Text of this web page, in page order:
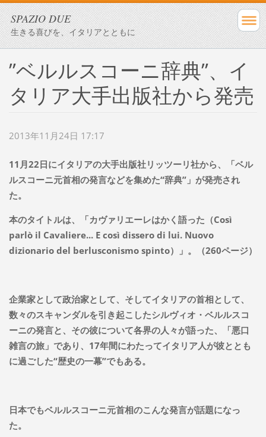
SPAZIO DUE
生きる喜びを、イタリアとともに
”ベルルスコーニ辞典”、イ
タリア大手出版社から発売
2013年11月24日 17:17
11月22日にイタリアの大手出版社リッツーリ社から、「ベル
ルスコーニ元首相の発言などを集めた“辞典”」が発売され
た。
本のタイトルは、「カヴァリエーレはかく語った（Così
parlò il Cavaliere... E così dissero di lui. Nuovo
dizionario del berlusconismo spinto）」。（260ページ）
企業家として政治家として、そしてイタリアの首相として、
数々のスキャンダルを引き起こしたシルヴィオ・ベルルスコ
ーニの発言と、その彼について各界の人々が語った、「悪口
雑言の旅」であり、17年間にわたってイタリア人が彼ととも
に過ごした“歴史の一幕”でもある。
日本でもベルルスコーニ元首相のこんな発言が話題になっ
た。